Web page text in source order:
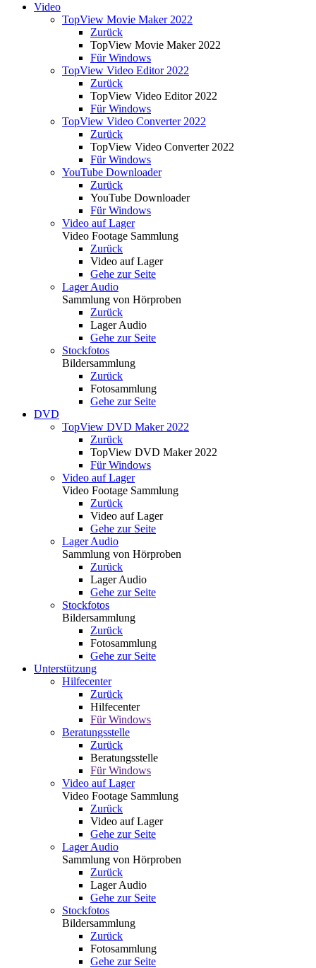
Video
TopView Movie Maker 2022
Zurück
TopView Movie Maker 2022
Für Windows
TopView Video Editor 2022
Zurück
TopView Video Editor 2022
Für Windows
TopView Video Converter 2022
Zurück
TopView Video Converter 2022
Für Windows
YouTube Downloader
Zurück
YouTube Downloader
Für Windows
Video auf Lager
Video Footage Sammlung
Zurück
Video auf Lager
Gehe zur Seite
Lager Audio
Sammlung von Hörproben
Zurück
Lager Audio
Gehe zur Seite
Stockfotos
Bildersammlung
Zurück
Fotosammlung
Gehe zur Seite
DVD
TopView DVD Maker 2022
Zurück
TopView DVD Maker 2022
Für Windows
Video auf Lager
Video Footage Sammlung
Zurück
Video auf Lager
Gehe zur Seite
Lager Audio
Sammlung von Hörproben
Zurück
Lager Audio
Gehe zur Seite
Stockfotos
Bildersammlung
Zurück
Fotosammlung
Gehe zur Seite
Unterstützung
Hilfecenter
Zurück
Hilfecenter
Für Windows
Beratungsstelle
Zurück
Beratungsstelle
Für Windows
Video auf Lager
Video Footage Sammlung
Zurück
Video auf Lager
Gehe zur Seite
Lager Audio
Sammlung von Hörproben
Zurück
Lager Audio
Gehe zur Seite
Stockfotos
Bildersammlung
Zurück
Fotosammlung
Gehe zur Seite